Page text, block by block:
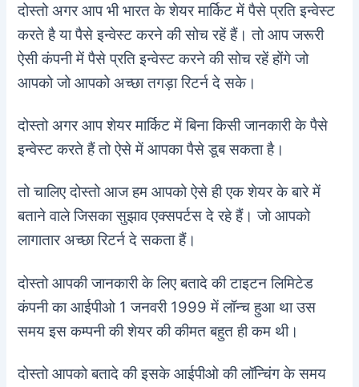
दोस्तो अगर आप भी भारत के शेयर मार्किट में पैसे प्रति इन्वेस्ट
करते है या पैसे इन्वेस्ट करने की सोच रहें हैं। तो आप जरूरी
ऐसी कंपनी में पैसे प्रति इन्वेस्ट करने की सोच रहें होंगे जो
आपको जो आपको अच्छा तगड़ा रिटर्न दे सके।
दोस्तो अगर आप शेयर मार्किट में बिना किसी जानकारी के पैसे
इन्वेस्ट करते हैं तो ऐसे में आपका पैसे डूब सकता है।
तो चालिए दोस्तो आज हम आपको ऐसे ही एक शेयर के बारे में
बताने वाले जिसका सुझाव एक्सपर्टस दे रहे हैं। जो आपको
लागातार अच्छा रिटर्न दे सकता हैं।
दोस्तो आपकी जानकारी के लिए बतादे की टाइटन लिमिटेड
कंपनी का आईपीओ 1 जनवरी 1999 में लॉन्च हुआ था उस
समय इस कम्पनी की शेयर की कीमत बहुत ही कम थी।
दोस्तो आपको बतादे की इसके आईपीओ की लॉन्चिंग के समय